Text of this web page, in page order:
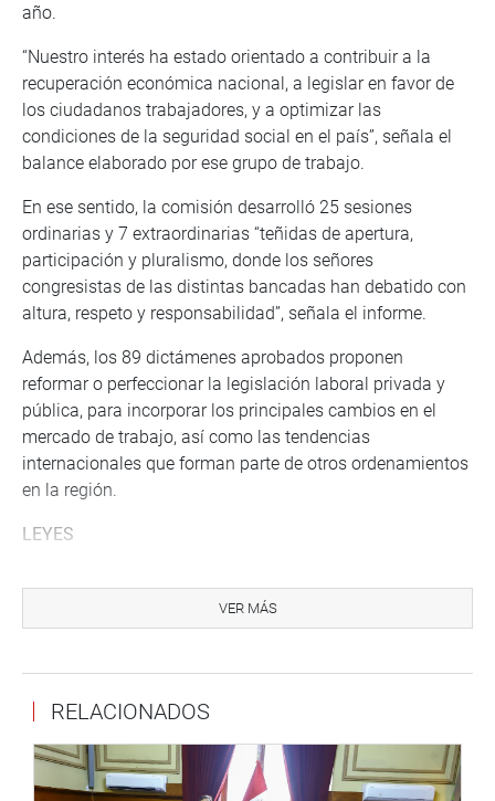
año.
“Nuestro interés ha estado orientado a contribuir a la
recuperación económica nacional, a legislar en favor de
los ciudadanos trabajadores, y a optimizar las
condiciones de la seguridad social en el país”, señala el
balance elaborado por ese grupo de trabajo.
En ese sentido, la comisión desarrolló 25 sesiones
ordinarias y 7 extraordinarias “teñidas de apertura,
participación y pluralismo, donde los señores
congresistas de las distintas bancadas han debatido con
altura, respeto y responsabilidad”, señala el informe.
Además, los 89 dictámenes aprobados proponen
reformar o perfeccionar la legislación laboral privada y
pública, para incorporar los principales cambios en el
mercado de trabajo, así como las tendencias
internacionales que forman parte de otros ordenamientos
en la región.
LEYES
actores estratégicos en la conservación y gestión de las
Áreas Naturales Protegidas del Perú.
-Ley 32027, que autoriza a los trabajadores la libre
disposición de su Compensación por Tiempo de Servicios
VER MÁS
RELACIONADOS